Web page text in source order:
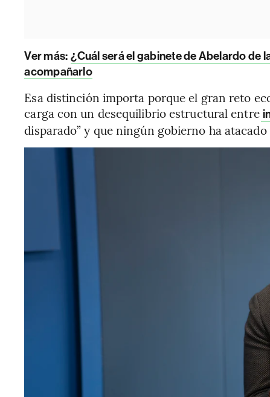
Ver más: ¿Cuál será el gabinete de Abelardo de
acompañarlo
Esa distinción importa porque el gran reto
carga con un desequilibrio estructural entre
disparado” y que ningún gobierno ha atacado